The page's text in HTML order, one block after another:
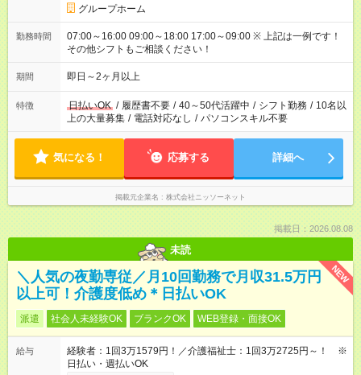
グループホーム
勤務時間
07:00～16:00 09:00～18:00 17:00～09:00 ※ 上記は一例です！
その他シフトもご相談ください！
期間 即日～2ヶ月以上
特徴 日払いOK / 履歴書不要 / 40～50代活躍中 / シフト勤務 / 10名以
上の大量募集 / 電話対応なし / パソコンスキル不要
気になる！ 応募する 詳細へ
掲載元企業名 株式会社ニッソーネット
掲載日：2026.08.08
未読
NEW
＼人気の夜勤専従／月10回勤務で月収31.5万円
以上可！介護度低め＊日払いOK
派遣 社会人未経験OK ブランクOK WEB登録・面接OK
給与
経験者：1回3万1579円！／介護福祉士：1回3万2725円～！ ※
日払い・週払いOK